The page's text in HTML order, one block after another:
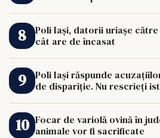
Poli Iași, datorii uriașe
cât are de încasat
Poli Iași răspunde
de dispariție. Nu rescrieți
Focar de variolă ovină în
animale vor fi sacrificate